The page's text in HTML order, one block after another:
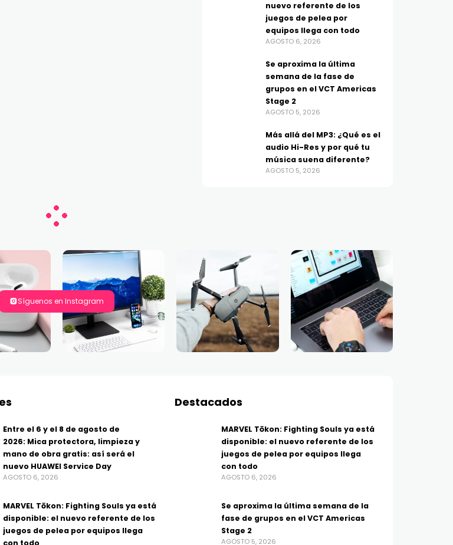
nuevo referente de los
juegos de pelea por
equipos llega con todo
AGOSTO 6, 2026
Se aproxima la última
semana de la fase de
grupos en el VCT Americas
Stage 2
AGOSTO 5, 2026
Más allá del MP3: ¿Qué es el
audio Hi-Res y por qué tu
música suena diferente?
AGOSTO 5, 2026
Síguenos en Instagram
Entre el 6 y el 8 de agosto de
2026: Mica protectora, limpieza y
mano de obra gratis: así será el
nuevo HUAWEI Service Day
AGOSTO 6, 2026
MARVEL Tōkon: Fighting Souls ya está
disponible: el nuevo referente de los
juegos de pelea por equipos llega
Destacados
MARVEL Tōkon: Fighting Souls ya está
disponible: el nuevo referente de los
juegos de pelea por equipos llega
con todo
AGOSTO 6, 2026
Se aproxima la última semana de la
fase de grupos en el VCT Americas
Stage 2
AGOSTO 5, 2026